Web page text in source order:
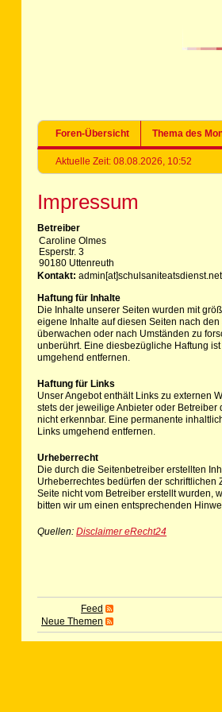
Foren-Übersicht Thema des
Aktuelle Zeit: 08.08.2026, 10:52
Impressum
Betreiber
Caroline Olmes
Esperstr. 3
90180 Uttenreuth
Kontakt: admin[at]schulsaniteatsdienst.net
Haftung für Inhalte
Die Inhalte unserer Seiten wurden mit
eigene Inhalte auf diesen Seiten nach
überwachen oder nach Umständen zu
unberührt. Eine diesbezügliche Haftung
umgehend entfernen.
Haftung für Links
Unser Angebot enthält Links zu externen
stets der jeweilige Anbieter oder
nicht erkennbar. Eine permanente
Links umgehend entfernen.
Urheberrecht
Die durch die Seitenbetreiber erstellten
Urheberrechtes bedürfen der schriftlichen
Seite nicht vom Betreiber erstellt wurden,
bitten wir um einen entsprechenden
Quellen:Disclaimer eRecht24
Feed
Neue Themen